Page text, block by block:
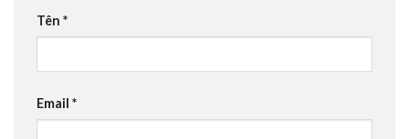
Tên *
Email *